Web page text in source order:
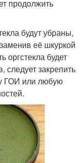
продолжить
будут убраны,
её шкуркой
оргстекла будет
следует закрепить
ГОИ или любую